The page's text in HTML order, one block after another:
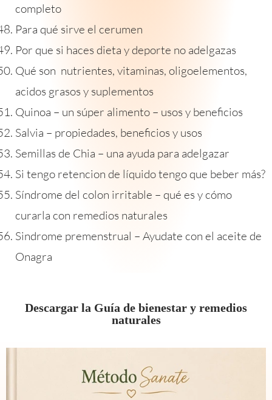
completo
Para qué sirve el cerumen
Por que si haces dieta y deporte no adelgazas
Qué son nutrientes, vitaminas, oligoelementos,
acidos grasos y suplementos
Quinoa – un súper alimento – usos y beneficios
Salvia – propiedades, beneficios y usos
Semillas de Chia – una ayuda para adelgazar
Si tengo retencion de líquido tengo que beber más?
Síndrome del colon irritable – qué es y cómo
curarla con remedios naturales
Sindrome premenstrual – Ayudate con el aceite de
Onagra
Descargar la Guía de bienestar y remedios
naturales